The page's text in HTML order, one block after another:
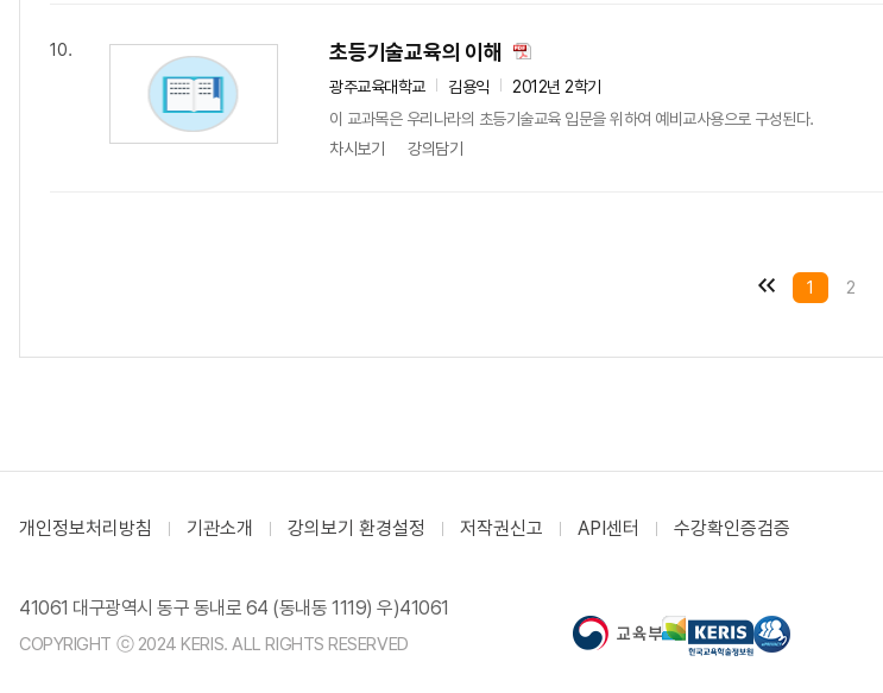
10. 초등기술교육의 이해
광주교육대학교 김용익
2012년 2학기
이 교과목은 우리나라의 초등기술교육 입문을 위하여 예비교사용으로 구성된다.
차시보기
강의담기
1 2
개인정보처리방침 기관소개 강의보기 환경설정 저작권신고 API센터 수강확인증검증
41061 대구광역시 동구 동내로 64 (동내동 1119) 우)41061
COPYRIGHT ⓒ 2024 KERIS. ALL RIGHTS RESERVED